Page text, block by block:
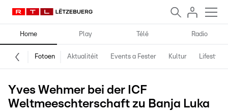
Home Play Télé Radio
Fotoen Aktualitéit Events a Fester Kultur Lifestyle
Yves Wehmer bei der ICF
Weltmeeschterschaft zu Banja Luka